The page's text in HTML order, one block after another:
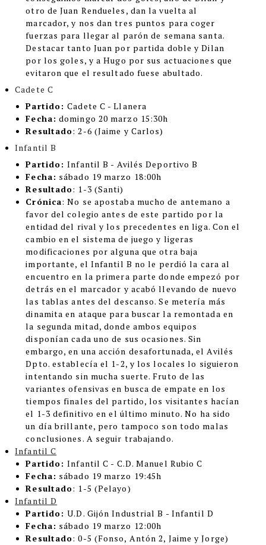
otro de Juan Rendueles, dan la vuelta al
marcador, y nos dan tres puntos para coger
fuerzas para llegar al parón de semana santa.
Destacar tanto Juan por partida doble y Dilan
por los goles, y a Hugo por sus actuaciones que
evitaron que el resultado fuese abultado.
Cadete C
Partido:Cadete C - Llanera
Fecha: domingo 20 marzo 15:30h
Resultado: 2-6 (Jaime y Carlos)
Infantil B
Partido:Infantil B - Avilés Deportivo B
Fecha: sábado 19 marzo 18:00h
Resultado: 1-3 (Santi)
Crónica:No se apostaba mucho de antemano a
favor del colegio antes de este partido por la
entidad del rival y los precedentes en liga. Con el
cambio en el sistema de juego y ligeras
modificaciones por alguna que otra baja
importante, el Infantil B no le perdió la cara al
encuentro en la primera parte donde empezó por
detrás en el marcador y acabó llevando de nuevo
las tablas antes del descanso. Se metería más
dinamita en ataque para buscar la remontada en
la segunda mitad, donde ambos equipos
disponían cada uno de sus ocasiones. Sin
embargo, en una acción desafortunada, el Avilés
Dpto. establecía el 1-2, y los locales lo siguieron
intentando sin mucha suerte. Fruto de las
variantes ofensivas en busca de empate en los
tiempos finales del partido, los visitantes hacían
el 1-3 definitivo en el último minuto. No ha sido
un día brillante, pero tampoco son todo malas
conclusiones. A seguir trabajando.
Infantil C
Partido:Infantil C - C.D. Manuel Rubio C
Fecha: sábado 19 marzo 19:45h
Resultado: 1-5 (Pelayo)
Infantil D
Partido:U.D. Gijón Industrial B - Infantil D
Fecha: sábado 19 marzo 12:00h
Resultado: 0-5 (Fonso, Antón 2, Jaime y Jorge)